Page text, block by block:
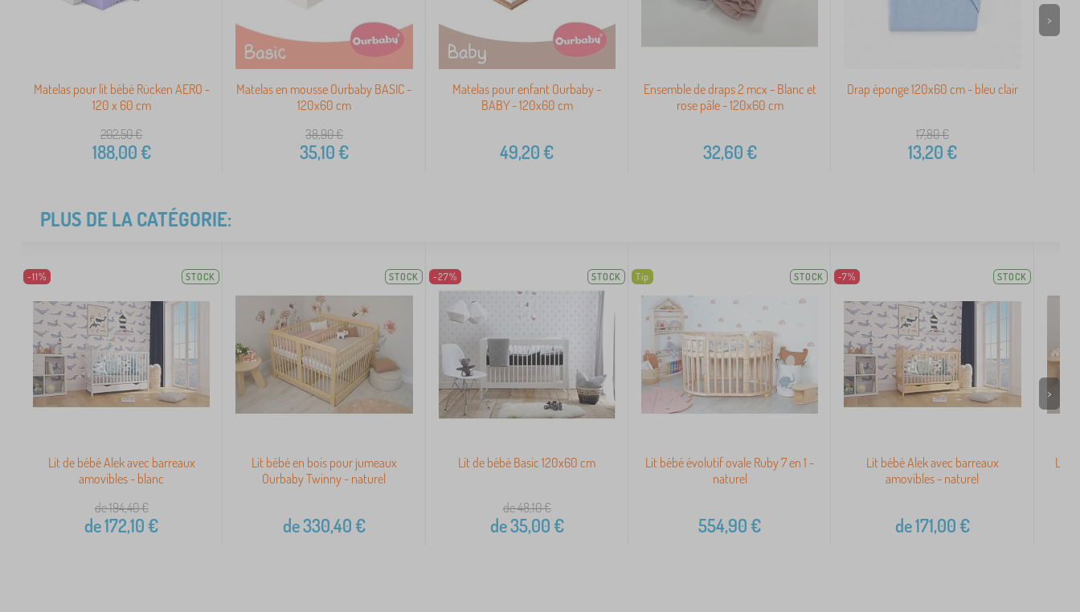
Matelas pour lit bébé Rücken AERO -
120 x 60 cm
202,50€
188,00€
Matelas en mousse Ourbaby BASIC -
120x60 cm
38,90€
35,10€
Matelas pour enfant Ourbaby -
BABY - 120x60 cm
49,20€
Ensemble de draps 2 mcx - Blanc et
rose pâle - 120x60 cm
32,60€
Drap éponge 120x60 cm - bleu clair
17,80€
13,20€
>
PLUS DE LA CATÉGORIE:
-11% STOCK
Lit de bébé Alek avec barreaux
amovibles - blanc
de 194,40€
de172,10€
STOCK
Lit bébé en bois pour jumeaux
Ourbaby Twinny - naturel
de330,40€
-27% STOCK
Lit de bébé Basic 120x60 cm
de 48,10€
de35,00€
Tip STOCK
Lit bébé évolutif ovale Ruby 7 en 1 -
naturel
554,90€
-7% STOCK
Lit bébé Alek avec barreaux
amovibles - naturel
de171,00€
Lit
>